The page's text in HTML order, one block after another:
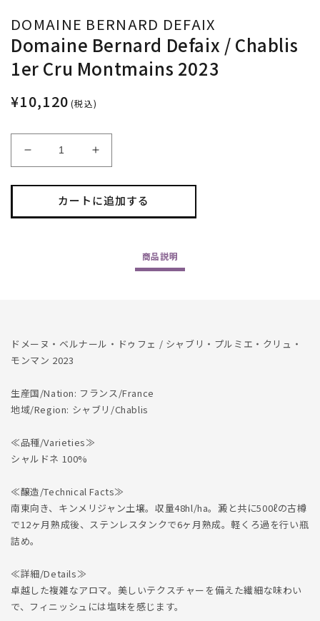
DOMAINE BERNARD DEFAIX
Domaine Bernard Defaix / Chablis
1er Cru Montmains 2023
¥10,120 (税込)
Domaine
Bernard
Defaix
Chablis
を
減
す
Domaine
Bernard
Defaix
/
Chablis
Montmains
を
す
カートに追加する
商品説明
ドメーヌ・ベルナール・ドゥフェ / シャブリ・プルミエ・クリュ・
モンマン 2023
生産国/Nation: フランス/France
地域/Region: シャブリ/Chablis
≪品種/Varieties≫
シャルドネ 100%
≪醸造/Technical Facts≫
南東向き、キンメリジャン土壌。収量48hl/ha。澱と共に500ℓの古樽
で12ヶ月熟成後、ステンレスタンクで6ヶ月熟成。軽くろ過を行い瓶
詰め。
≪詳細/Details≫
卓越した複雑なアロマ。美しいテクスチャーを備えた繊細な味わい
で、フィニッシュには塩味を感じます。